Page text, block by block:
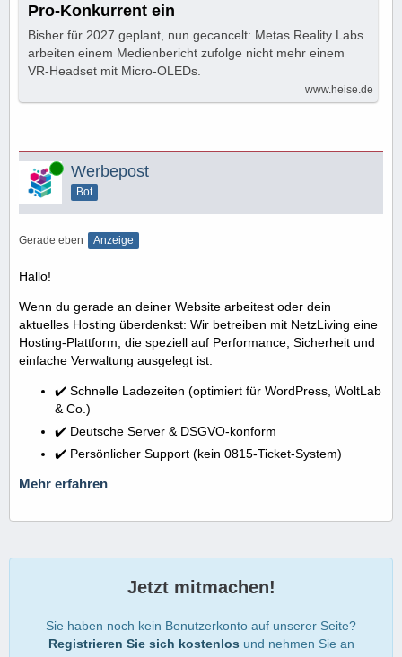
Pro-Konkurrent ein
Bisher für 2027 geplant, nun gecancelt: Metas Reality Labs
arbeiten einem Medienbericht zufolge nicht mehr einem
VR-Headset mit Micro-OLEDs.
www.heise.de
Online Werbepost
Bot
Gerade eben Anzeige
Hallo!
Wenn du gerade an deiner Website arbeitest oder dein
aktuelles Hosting überdenkst: Wir betreiben mit NetzLiving eine
Hosting-Plattform, die speziell auf Performance, Sicherheit und
einfache Verwaltung ausgelegt ist.
✔️ Schnelle Ladezeiten (optimiert für WordPress, WoltLab
& Co.)
✔️ Deutsche Server & DSGVO-konform
✔️ Persönlicher Support (kein 0815-Ticket-System)
Mehr erfahren
Jetzt mitmachen!
Sie haben noch kein Benutzerkonto auf unserer Seite?
Registrieren Sie sich kostenlos und nehmen Sie an